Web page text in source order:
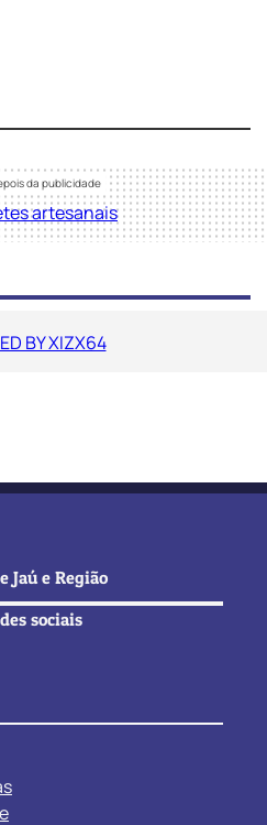
Jaú e Região
sociais